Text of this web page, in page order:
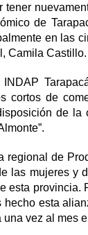
tener
de
en las
Camila Castillo.
cortos de
de la
regional de
las mujeres y
esta provincia.
hecho esta
vez al mes